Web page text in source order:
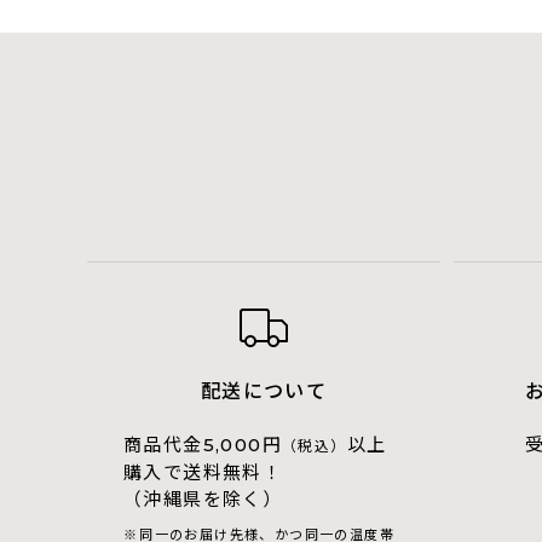
配送について
商品代金5,000 円 （税込） 以上
購入で送料無料！
（沖縄県を除く）
同一のお届け先様、かつ同一の温度帯